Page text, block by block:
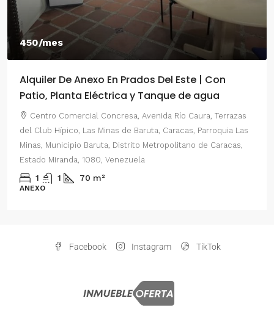
450/mes
Alquiler De Anexo En Prados Del Este | Con
Patio, Planta Eléctrica y Tanque de agua
Centro Comercial Concresa, Avenida Río Caura, Terrazas
del Club Hípico, Las Minas de Baruta, Caracas, Parroquia Las
Minas, Municipio Baruta, Distrito Metropolitano de Caracas,
Estado Miranda, 1080, Venezuela
1 1 70 m²
ANEXO
Facebook Instagram TikTok